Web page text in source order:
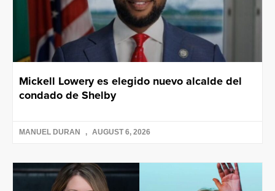
Mickell Lowery es elegido nuevo alcalde del
condado de Shelby
MANUEL DURAN AUGUST 6, 2026